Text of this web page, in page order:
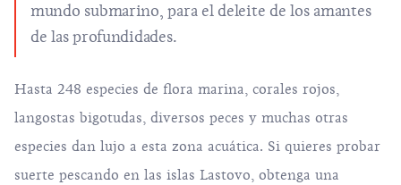
mundo submarino, para el deleite de los amantes
de las profundidades.
Hasta 248 especies de flora marina, corales rojos,
langostas bigotudas, diversos peces y muchas otras
especies dan lujo a esta zona acuática. Si quieres probar
suerte pescando en las islas Lastovo, obtenga una